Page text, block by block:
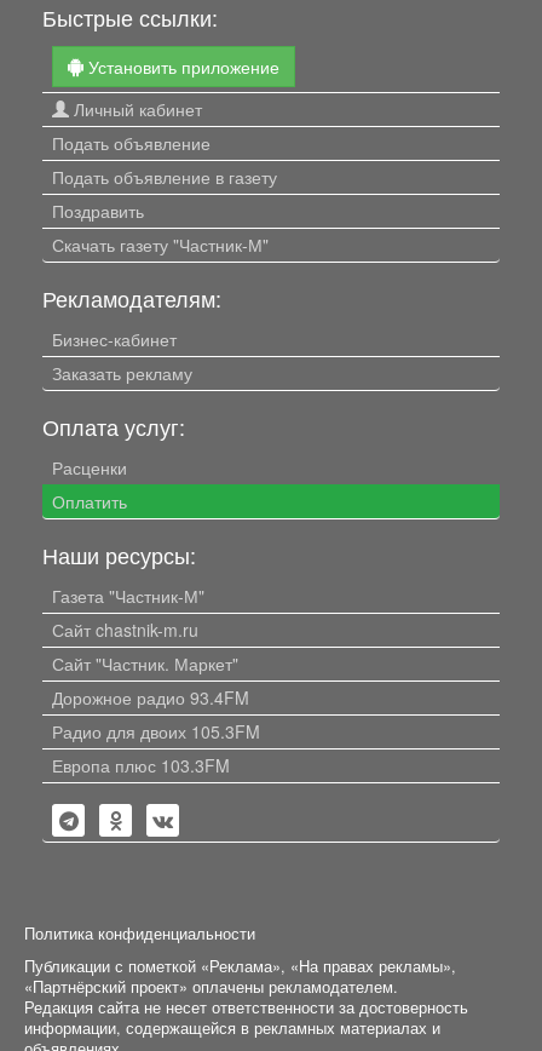
Быстрые ссылки:
Установить приложение
Личный кабинет
Подать объявление
Подать объявление в газету
Поздравить
Скачать газету "Частник-М"
Рекламодателям:
Бизнес-кабинет
Заказать рекламу
Оплата услуг:
Расценки
Оплатить
Наши ресурсы:
Газета "Частник-М"
Сайт chastnik-m.ru
Сайт "Частник. Маркет"
Дорожное радио 93.4FM
Радио для двоих 105.3FM
Европа плюс 103.3FM
Политика конфиденциальности
Публикации с пометкой «Реклама», «На правах рекламы»,
«Партнёрский проект» оплачены рекламодателем.
Редакция сайта не несет ответственности за достоверность
информации, содержащейся в рекламных материалах и